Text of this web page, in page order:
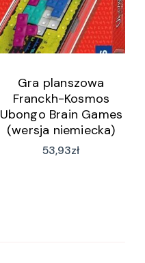
Gra planszowa
Franckh-Kosmos
Ubongo Brain Games
(wersja niemiecka)
53,93zł